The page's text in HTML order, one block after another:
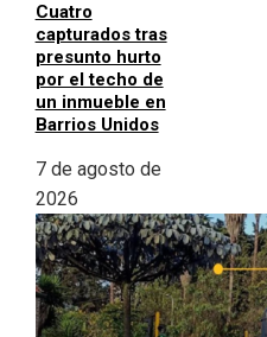
Cuatro
capturados tras
presunto hurto
por el techo de
un inmueble en
Barrios Unidos
7 de agosto de
2026